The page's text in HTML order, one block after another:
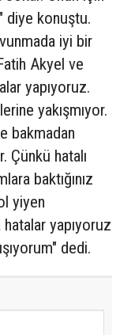
diye konuştu.
iyi bir
Akyel ve
yapıyoruz.
yakışmıyor.
bakmadan
hatalı
baktığınız
yiyen
yapıyoruz
dedi.